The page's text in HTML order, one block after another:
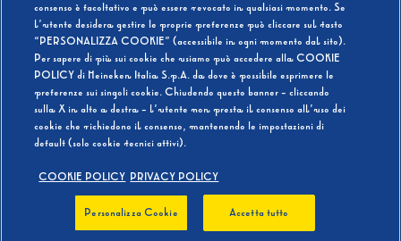
consenso è facoltativo e può essere revocato in qualsiasi momento. Se
l’utente desidera gestire le proprie preferenze può cliccare sul tasto
“PERSONALIZZA COOKIE” (accessibile in ogni momento dal sito).
Per sapere di più sui cookie che usiamo può accedere alla COOKIE
POLICY di Heineken Italia S.p.A. da dove è possibile esprimere le
preferenze sui singoli cookie. Chiudendo questo banner - cliccando
sulla X in alto a destra - l’utente non presta il consenso all’uso dei
cookie che richiedono il consenso, mantenendo le impostazioni di
default (solo cookie tecnici attivi).
COOKIE POLICY PRIVACY POLICY
Personalizza Cookie Accetta tutto